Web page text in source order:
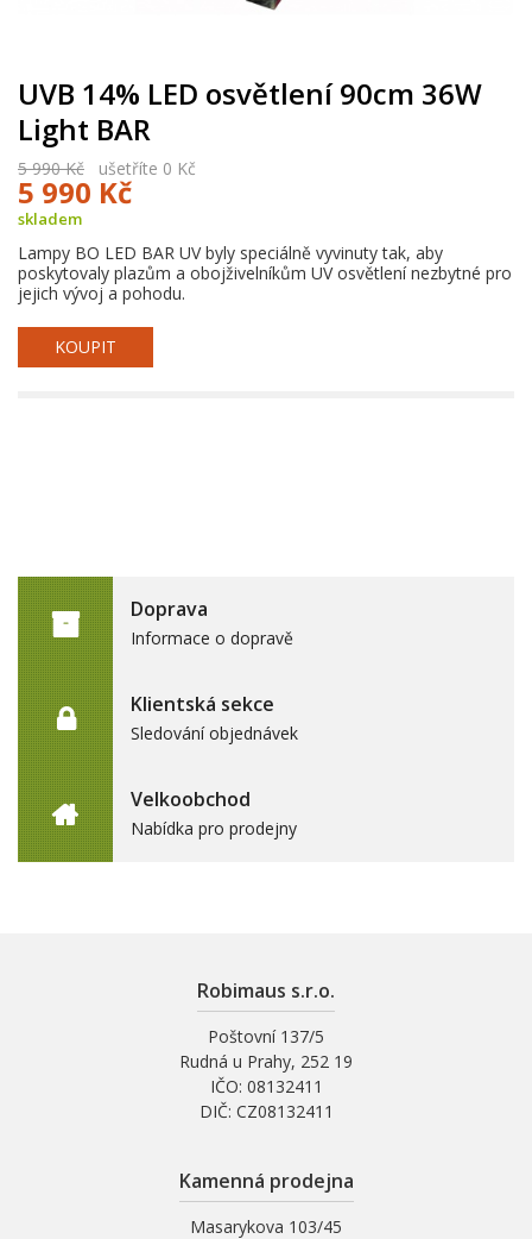
UVB 14% LED osvětlení 90cm 36W
Light BAR
5 990 Kč ušetříte 0 Kč
5 990 Kč
skladem
Lampy BO LED BAR UV byly speciálně vyvinuty tak, aby
poskytovaly plazům a obojživelníkům UV osvětlení nezbytné pro
jejich vývoj a pohodu.
KOUPIT
Doprava
Informace o dopravě
Klientská sekce
Sledování objednávek
Velkoobchod
Nabídka pro prodejny
Robimaus s.r.o.
Poštovní 137/5
Rudná u Prahy, 252 19
IČO: 08132411
DIČ: CZ08132411
Kamenná prodejna
Masarykova 103/45